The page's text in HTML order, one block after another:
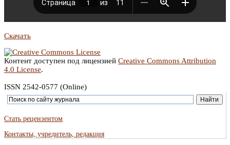
Скачать
Контент доступен под лицензией Creative Commons Attribution
4.0 License.
ISSN 2542-0577 (Online)
Стать рецензентом
Контакты, учредитель, редакция